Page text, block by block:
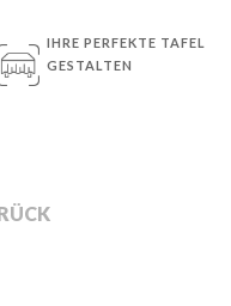
IHRE PERFEKTE TAFEL
GESTALTEN